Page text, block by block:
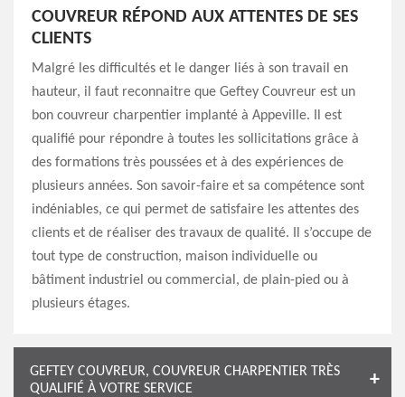
COUVREUR RÉPOND AUX ATTENTES DE SES
CLIENTS
Malgré les difficultés et le danger liés à son travail en
hauteur, il faut reconnaitre que Geftey Couvreur est un
bon couvreur charpentier implanté à Appeville. Il est
qualifié pour répondre à toutes les sollicitations grâce à
des formations très poussées et à des expériences de
plusieurs années. Son savoir-faire et sa compétence sont
indéniables, ce qui permet de satisfaire les attentes des
clients et de réaliser des travaux de qualité. Il s’occupe de
tout type de construction, maison individuelle ou
bâtiment industriel ou commercial, de plain-pied ou à
plusieurs étages.
GEFTEY COUVREUR, COUVREUR CHARPENTIER TRÈS
QUALIFIÉ À VOTRE SERVICE